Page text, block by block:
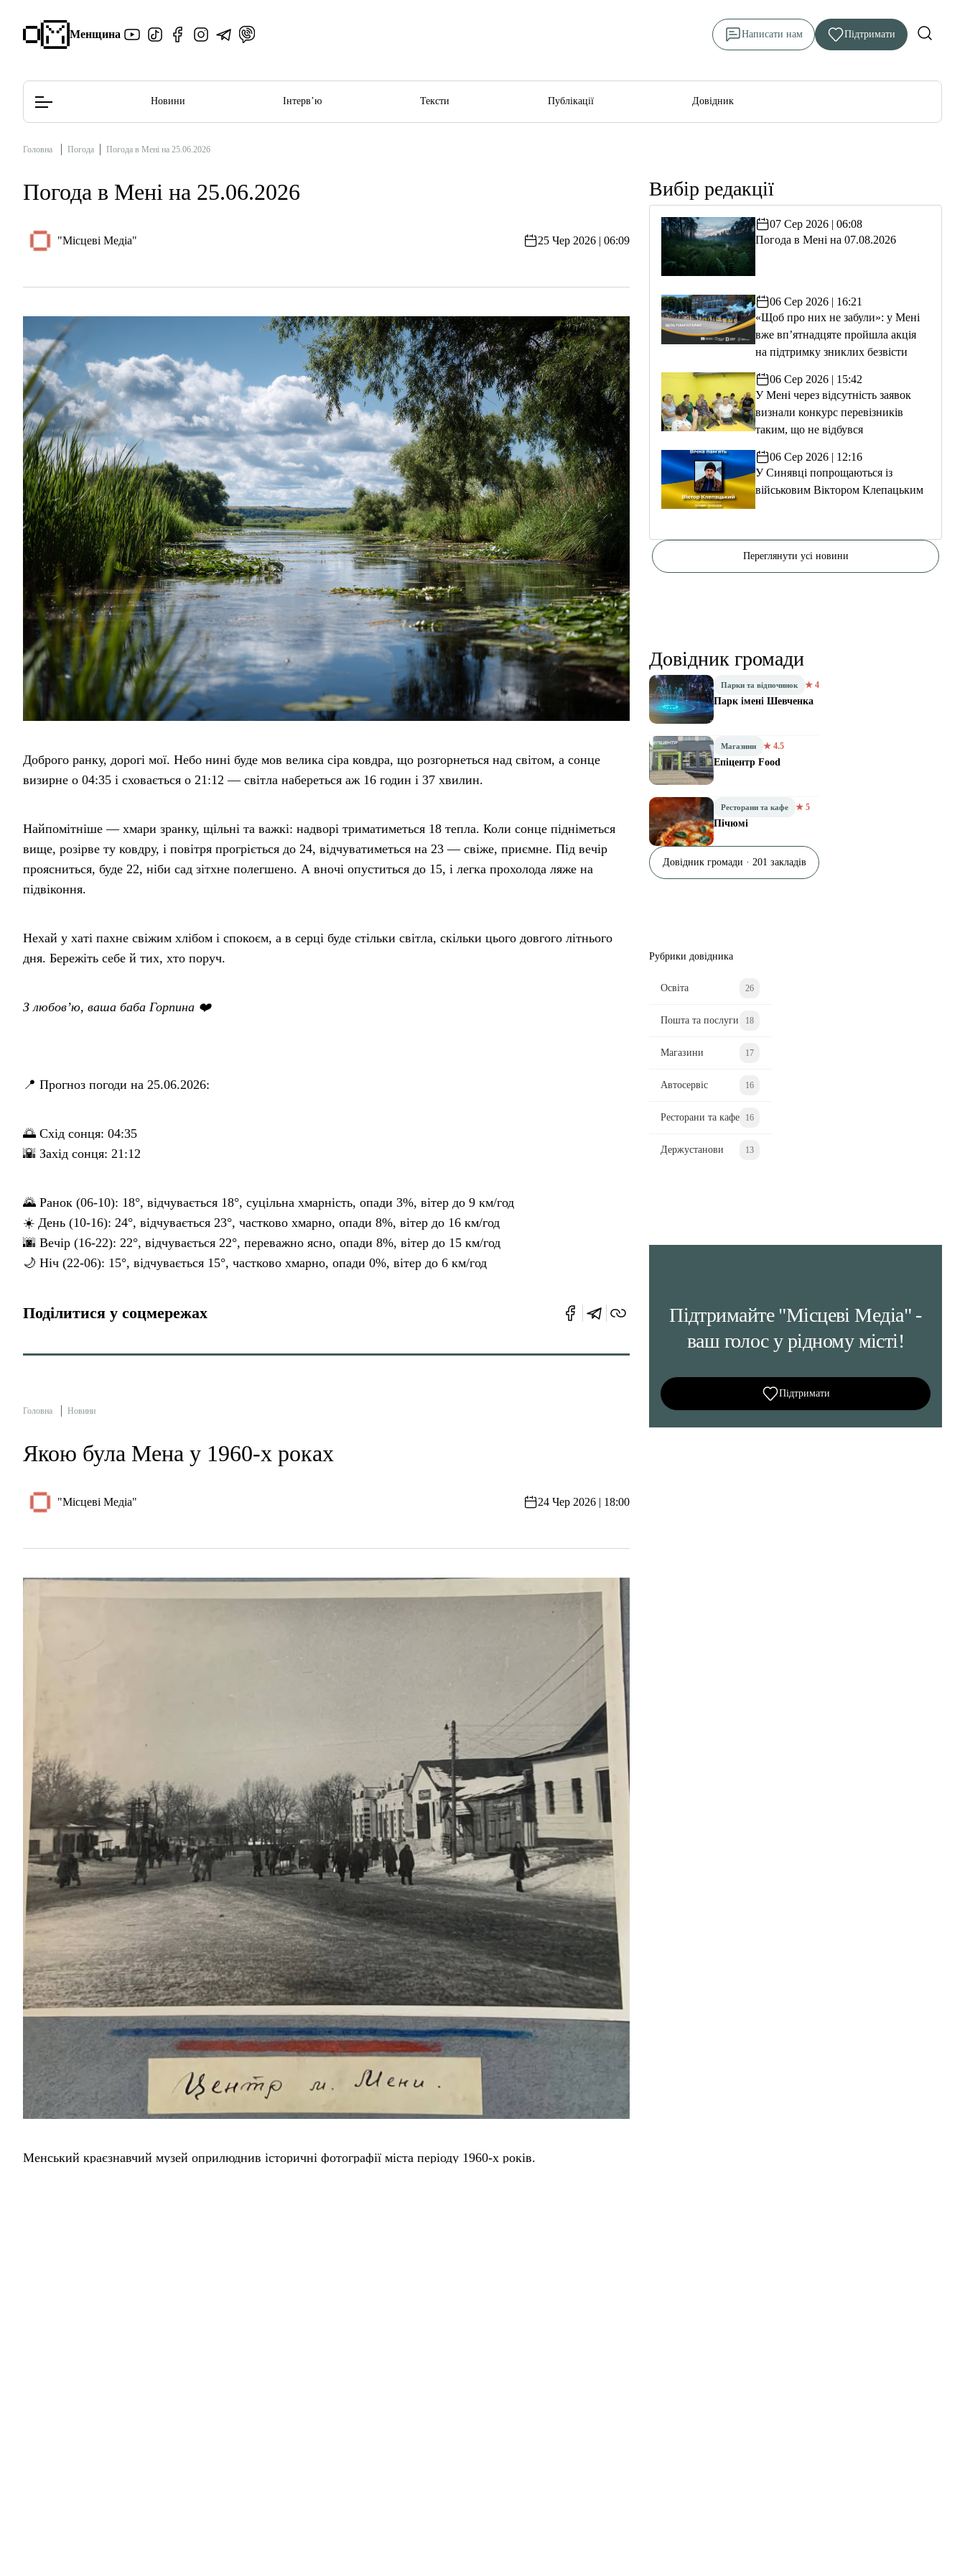
Менщина Написати нам Підтримати
Редакційна політика
Новини Інтерв’ю Тексти Публікації Довідник
Головна Погода Погода в Мені на 25.06.2026
Погода в Мені на 25.06.2026
"Місцеві Медіа" 25 Чер 2026 | 06:09
Доброго ранку, дорогі мої. Небо нині буде мов велика сіра ковдра, що розгорнеться над світом, а сонце
визирне о 04:35 і сховається о 21:12 — світла набереться аж 16 годин і 37 хвилин.
Найпомітніше — хмари зранку, щільні та важкі: надворі триматиметься 18 тепла. Коли сонце підніметься
вище, розірве ту ковдру, і повітря прогріється до 24, відчуватиметься на 23 — свіже, приємне. Під вечір
проясниться, буде 22, ніби сад зітхне полегшено. А вночі опуститься до 15, і легка прохолода ляже на
підвіконня.
Нехай у хаті пахне свіжим хлібом і спокоєм, а в серці буде стільки світла, скільки цього довгого літнього
дня. Бережіть себе й тих, хто поруч.
З любов’ю, ваша баба Горпина ❤️
📍 Прогноз погоди на 25.06.2026:
🌅 Схід сонця: 04:35
🌇 Захід сонця: 21:12
🌄 Ранок (06-10): 18°, відчувається 18°, суцільна хмарність, опади 3%, вітер до 9 км/год
☀️ День (10-16): 24°, відчувається 23°, частково хмарно, опади 8%, вітер до 16 км/год
🌆 Вечір (16-22): 22°, відчувається 22°, переважно ясно, опади 8%, вітер до 15 км/год
🌙 Ніч (22-06): 15°, відчувається 15°, частково хмарно, опади 0%, вітер до 6 км/год
Поділитися у соцмережах
Головна Новини
Якою була Мена у 1960-х роках
"Місцеві Медіа" 24 Чер 2026 | 18:00
Менський краєзнавчий музей оприлюднив історичні фотографії міста періоду 1960-х років.
Вибір редакції
07 Сер 2026 | 06:08
Погода в Мені на 07.08.2026
06 Сер 2026 | 16:21
«Щоб про них не забули»: у Мені
вже вп’ятнадцяте пройшла акція
на підтримку зниклих безвісти
06 Сер 2026 | 15:42
У Мені через відсутність заявок
визнали конкурс перевізників
таким, що не відбувся
06 Сер 2026 | 12:16
У Синявці попрощаються із
військовим Віктором Клепацьким
Переглянути усі новини
Довідник громади
Парки та відпочинок ★ 4
Парк імені Шевченка
Магазини ★ 4.5
Епіцентр Food
Ресторани та кафе ★ 5
Пічюмі
Довідник громади · 201 закладів
Рубрики довідника
Освіта 26
Пошта та послуги 18
Магазини 17
Автосервіс 16
Ресторани та кафе 16
Держустанови 13
Підтримайте "Місцеві Медіа" -
ваш голос у рідному місті!
Підтримати